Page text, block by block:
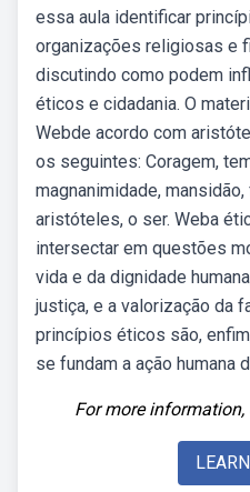
essa aula identificar
organizações religiosas e
discutindo como podem
éticos e cidadania. O
Webde acordo com
os seguintes: Coragem,
magnanimidade,
aristóteles, o ser. Weba
intersectar em questões
vida e da dignidade
justiça, e a valorização da
princípios éticos são,
se fundam a ação humana
For more